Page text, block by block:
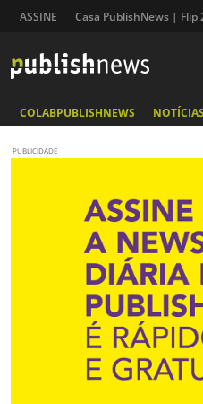
ASSINE Casa PublishNews | Flip
COLABPUBLISHNEWS NOTÍCIAS
PUBLICIDADE